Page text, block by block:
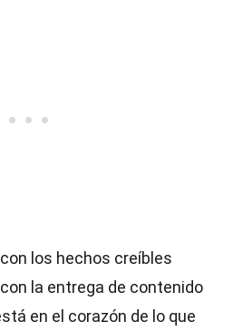
los hechos creíbles
la entrega de contenido
en el corazón de lo que